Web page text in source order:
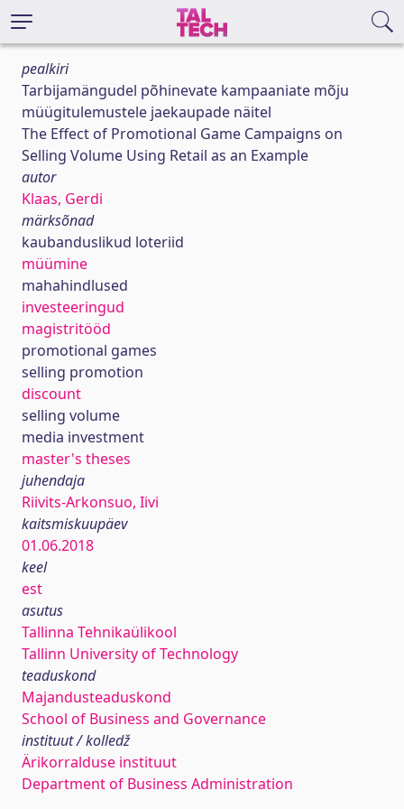
pealkiri
Tarbijamängudel põhinevate kampaaniate mõju
müügitulemustele jaekaupade näitel
The Effect of Promotional Game Campaigns on
Selling Volume Using Retail as an Example
autor
Klaas, Gerdi
märksõnad
kaubanduslikud loteriid
müümine
mahahindlused
investeeringud
magistritööd
promotional games
selling promotion
discount
selling volume
media investment
master's theses
juhendaja
Riivits-Arkonsuo, Iivi
kaitsmiskuupäev
01.06.2018
keel
est
asutus
Tallinna Tehnikaülikool
Tallinn University of Technology
teaduskond
Majandusteaduskond
School of Business and Governance
instituut / kolledž
Ärikorralduse instituut
Department of Business Administration